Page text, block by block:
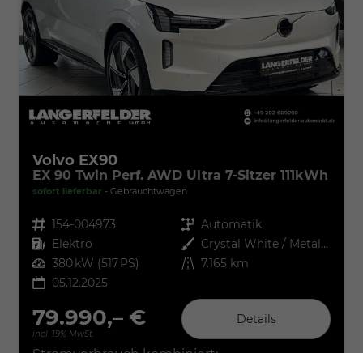
Volvo EX90
EX 90 Twin Perf. AWD Ultra 7-Sitzer 111kWh
sofort lieferbar Gebrauchtwagen
Fahrzeugnr. 154-004973 Getriebe Automatik
Kraftstoff Elektro Außenfarbe
Crystal White / Metallic
Leistung 380 kW (517 PS) Kilometerstand 7.165 km
05.12.2025
79.990,– €
incl. 19% MwSt.
Details